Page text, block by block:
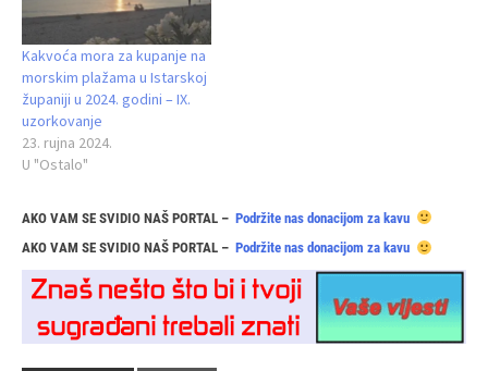
Kakvoća mora za kupanje na
morskim plažama u Istarskoj
županiji u 2024. godini – IX.
uzorkovanje
23. rujna 2024.
U "Ostalo"
AKO VAM SE SVIDIO NAŠ PORTAL – Podržite nas donacijom za kavu
AKO VAM SE SVIDIO NAŠ PORTAL – Podržite nas donacijom za kavu